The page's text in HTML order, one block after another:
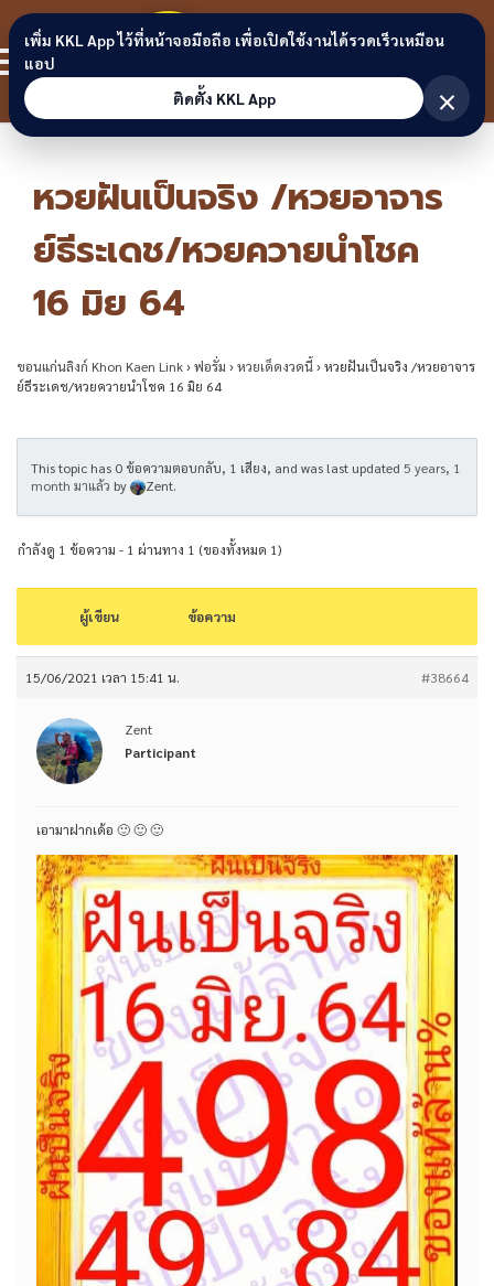
Skip to content
ขอนแก่น
ลิงก์
หวยฝันเป็นจริง /หวยอาจาร
ย์ธีระเดช/หวยควายนำโชค
16 มิย 64
ขอนแก่นลิงก์ Khon Kaen Link›ฟอรั่ม ›หวยเด็ดงวดนี้›หวยฝันเป็นจริง /หวยอาจาร
ย์ธีระเดช/หวยควายนำโชค 16 มิย 64
This topic has 0 ข้อความตอบกลับ, 1 เสียง, and was last updated 5 years, 1
month มาแล้ว by Zent.
กำลังดู 1 ข้อความ - 1 ผ่านทาง 1 (ของทั้งหมด 1)
ผู้เขียน ข้อความ
15/06/2021 เวลา 15:41 น. #38664
Zent
Participant
เอามาฝากเด้อ 🙂 🙂 🙂
เพิ่ม KKL App ไว้ที่หน้าจอมือถือ เพื่อเปิดใช้งานได้รวดเร็วเหมือน
แอป
ติดตั้ง KKL App
×